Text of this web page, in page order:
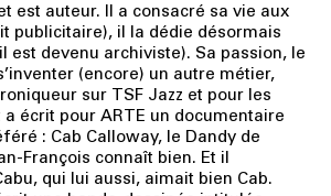
est auteur. Il a consacré sa vie aux
publicitaire), il la dédie désormais
est devenu archiviste). Sa passion, le
(encore) un autre métier,
sur TSF Jazz et pour les
écrit pour ARTE un documentaire
: Cab Calloway, le Dandy de
François connaît bien. Et il
qui lui aussi, aimait bien Cab.